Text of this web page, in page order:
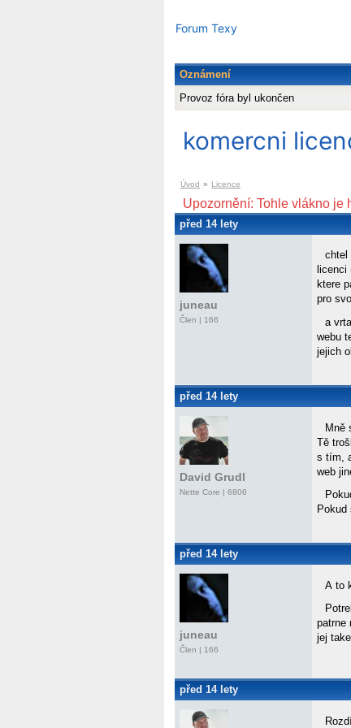
Forum Texy
Oznámení
Provoz fóra byl ukončen
komercni
Úvod » Licence
Upozornění: Tohle vlákno je
před 14 lety
juneau
Člen | 166
chtel
ktere
pro
a
webu
jejich
před 14 lety
David Grudl
Nette Core | 6806
Mně
Tě
s tím,
web
před 14 lety
juneau
Člen | 166
A to
patrne
jej
před 14 lety